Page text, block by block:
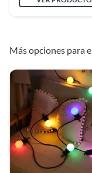
Rosca
Modelo
Detalle de la
Condición
Más opciones para